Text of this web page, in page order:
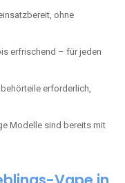
ohne
erfrischend – für jeden
erforderlich,
Modelle sind bereits mit